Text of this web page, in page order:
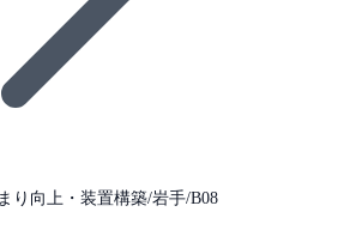
り向上・装置構築/岩手/B08